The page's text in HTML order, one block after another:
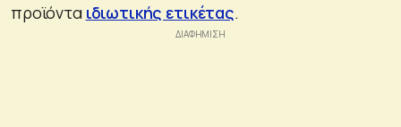
προϊόντα ιδιωτικής ετικέτας.